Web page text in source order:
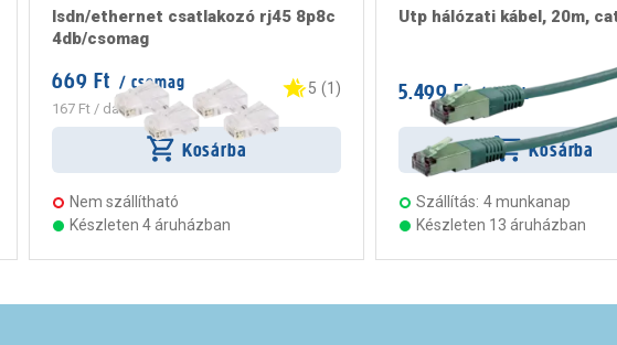
Isdn/ethernet csatlakozó rj45 8p8c
4db/csomag
669 Ft / csomag
167 Ft/ darab
5 (1 )
Kosárba
Nem szállítható
Készleten 4 áruházban
Utp hálózati kábel, 20m,
5.499 Ft / darab
Kosárba
Szállítás: 4 munkanap
Készleten 13 áruházban